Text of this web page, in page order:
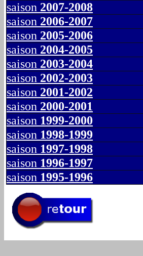
saison 2007-2008
saison 2006-2007
saison 2005-2006
saison 2004-2005
saison 2003-2004
saison 2002-2003
saison 2001-2002
saison 2000-2001
saison 1999-2000
saison 1998-1999
saison 1997-1998
saison 1996-1997
saison 1995-1996